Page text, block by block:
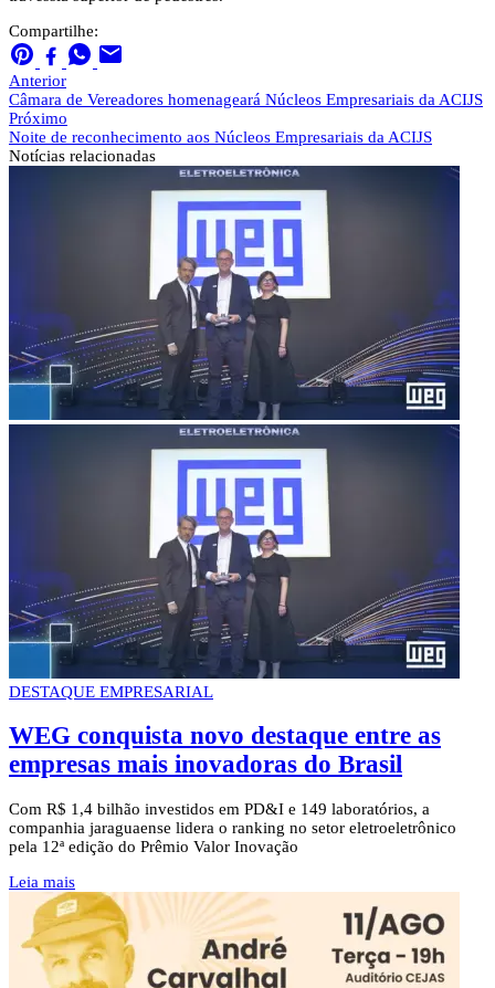
Compartilhe:
Anterior
Câmara de Vereadores homenageará Núcleos Empresariais da ACIJS
Próximo
Noite de reconhecimento aos Núcleos Empresariais da ACIJS
Notícias relacionadas
DESTAQUE EMPRESARIAL
WEG conquista novo destaque entre as
empresas mais inovadoras do Brasil
Com R$ 1,4 bilhão investidos em PD&I e 149 laboratórios, a
companhia jaraguaense lidera o ranking no setor eletroeletrônico
pela 12ª edição do Prêmio Valor Inovação
Leia mais